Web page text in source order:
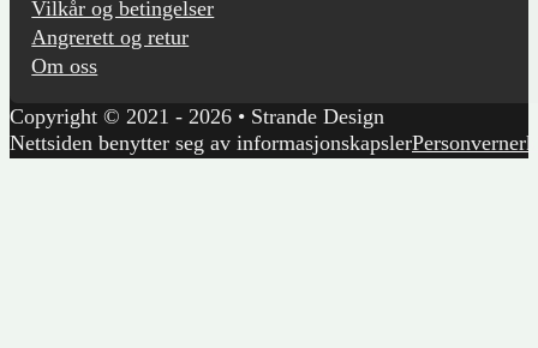
Vilkår og betingelser
Angrerett og retur
Om oss
Copyright © 2021 - 2026 • Strande Design
Nettsiden benytter seg av informasjonskapsler